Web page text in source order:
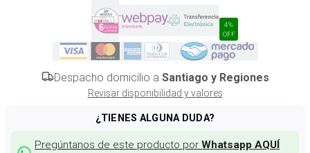
4%
OFF
Despacho domicilio a Santiago y Regiones
Revisar disponibilidad y valores
¿TIENES ALGUNA DUDA?
Pregúntanos de este producto por Whatsapp AQUÍ